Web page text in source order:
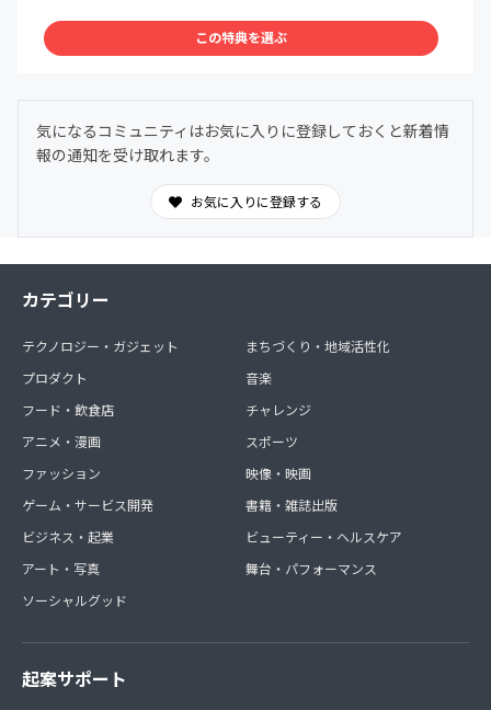
この特典を選ぶ
気になるコミュニティはお気に入りに登録しておくと新着情
報の通知を受け取れます。
お気に入りに登録する
カテゴリー
テクノロジー・ガジェット
プロダクト
フード・飲食店
アニメ・漫画
ファッション
ゲーム・サービス開発
ビジネス・起業
アート・写真
ソーシャルグッド
まちづくり・地域活性化
音楽
チャレンジ
スポーツ
映像・映画
書籍・雑誌出版
ビューティー・ヘルスケア
舞台・パフォーマンス
起案サポート